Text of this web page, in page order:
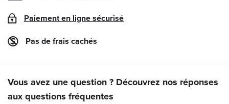
Paiement en ligne sécurisé
Pas de frais cachés
Vous avez une question ? Découvrez nos réponses
aux questions fréquentes